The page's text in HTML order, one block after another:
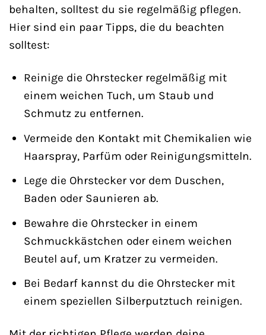
behalten, solltest du sie regelmäßig pflegen.
Hier sind ein paar Tipps, die du beachten
solltest:
Reinige die Ohrstecker regelmäßig mit
einem weichen Tuch, um Staub und
Schmutz zu entfernen.
Vermeide den Kontakt mit Chemikalien wie
Haarspray, Parfüm oder Reinigungsmitteln.
Lege die Ohrstecker vor dem Duschen,
Baden oder Saunieren ab.
Bewahre die Ohrstecker in einem
Schmuckkästchen oder einem weichen
Beutel auf, um Kratzer zu vermeiden.
Bei Bedarf kannst du die Ohrstecker mit
einem speziellen Silberputztuch reinigen.